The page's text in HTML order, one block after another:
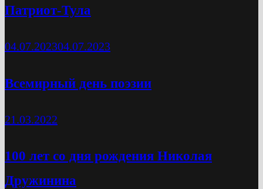
Патриот-Тула
04.07.202304.07.2023
Всемирный день поэзии
21.03.2022
100 лет со дня рождения Николая
Дружинина